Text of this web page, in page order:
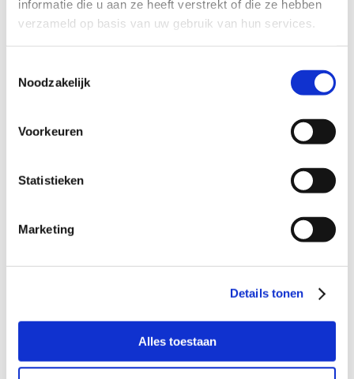
informatie die u aan ze heeft verstrekt of die ze hebben
verzameld op basis van uw gebruik van hun services.
Noodzakelijk
Voorkeuren
Statistieken
Marketing
Details tonen
Alles toestaan
Rechtszitting

088 - 629 00 50
 Stel direct uw vraag
Naar
contactformulier